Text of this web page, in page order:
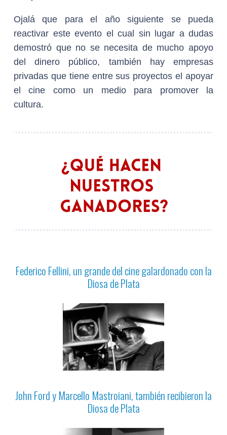
Ojalá que para el año siguiente se pueda
reactivar este evento el cual sin lugar a dudas
demostró que no se necesita de mucho apoyo
del dinero público, también hay empresas
privadas que tiene entre sus proyectos el apoyar
el cine como un medio para promover la
cultura.
Federico Fellini, un grande del cine galardonado con la
Diosa de Plata
John Ford y Marcello Mastroiani, también recibieron la
Diosa de Plata